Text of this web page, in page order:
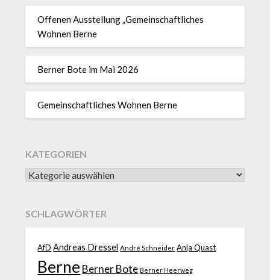
Offenen Ausstellung „Gemeinschaftliches
Wohnen Berne
Berner Bote im Mai 2026
Gemeinschaftliches Wohnen Berne
KATEGORIEN
SCHLAGWÖRTER
AfD Andreas Dressel André Schneider Anja Quast
Berne Berner Bote Berner Heerweg